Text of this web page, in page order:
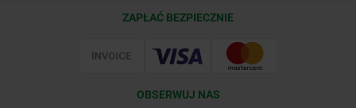
ZAPŁAĆ BEZPIECZNIE
OBSERWUJ NAS